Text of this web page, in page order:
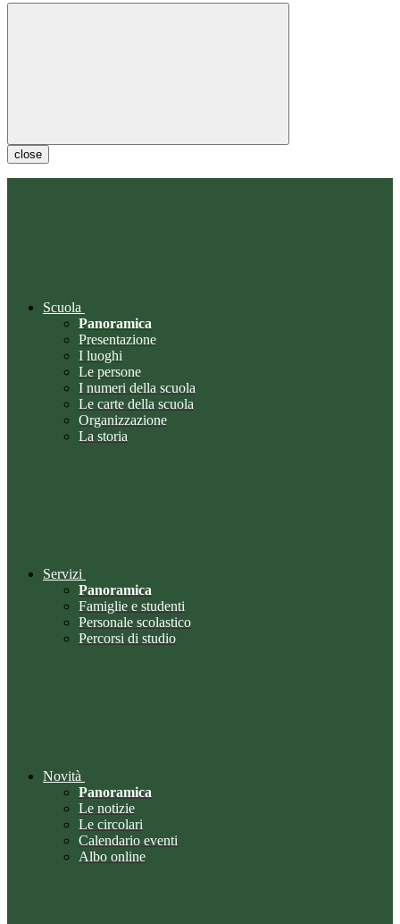
close
Scuola
Panoramica
Presentazione
I luoghi
Le persone
I numeri della scuola
Le carte della scuola
Organizzazione
La storia
Servizi
Panoramica
Famiglie e studenti
Personale scolastico
Percorsi di studio
Novità
Panoramica
Le notizie
Le circolari
Calendario eventi
Albo online